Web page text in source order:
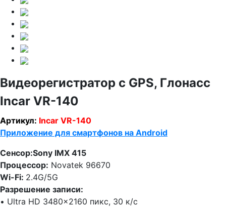
Видеорегистратор с GPS, Глонасс
Incar VR-140
Артикул: Incar VR-140
Приложение для смартфонов на Android
Сенсор:Sony IMX 415
Процессор: Novatek 96670
Wi-Fi: 2.4G/5G
Разрешение записи:
• Ultra HD 3480×2160 пикс, 30 к/с